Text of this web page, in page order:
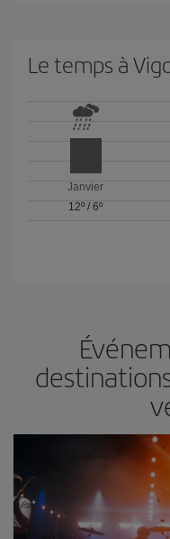
Le temps à
Janvier
12º /6º